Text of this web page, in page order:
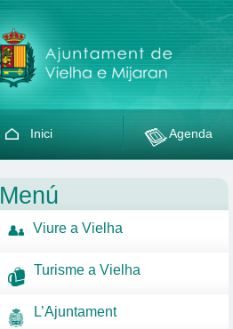
Inici Agenda
Menú
Viure a Vielha
Turisme a Vielha
L’Ajuntament